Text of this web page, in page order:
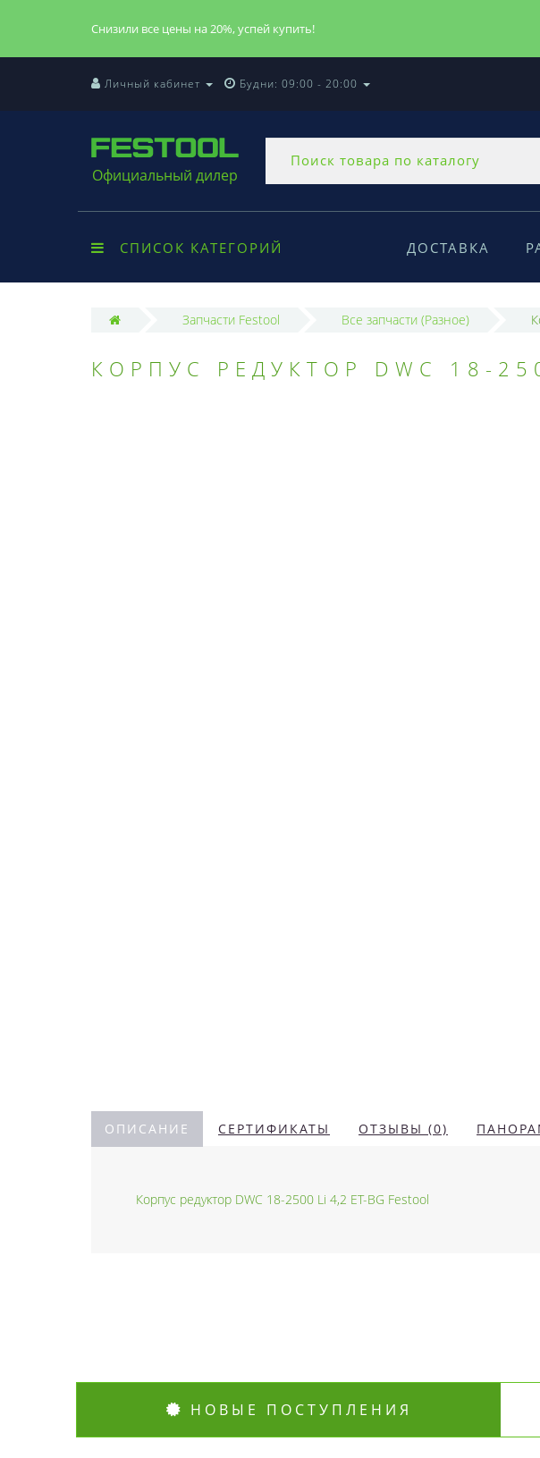
Снизили все цены на 20%, успей купить!
Личный кабинет Будни: 09:00 - 20:00
Официальный дилер
СПИСОК КАТЕГОРИЙ ДОСТАВКА
Запчасти Festool Все запчасти (Разное)
КОРПУС РЕДУКТОР DWC 18-
ОПИСАНИЕ СЕРТИФИКАТЫ ОТЗЫВЫ (0)
Корпус редуктор DWC 18-2500 Li 4,2 ET-BG Festool
НОВЫЕ ПОСТУПЛЕНИЯ